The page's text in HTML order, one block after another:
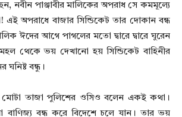
নবীন পাঞ্জাবীর মালিকের অপরাধ সে কমমূল্যে
এই অপরাধে বাজার সিন্ডিকেট তার দোকান বন্ধ
ঈদের আগে পাগলের মতো দ্বারে দ্বারে ঘুরেন
থেকে ভয় দেখানো হয় সিন্ডিকেট বাহিনীর
ঘনিষ্ট বন্ধু।
মোটা তাজা পুলিশের ওসিও বলেন একই কথা।
বাণিজ্য বন্ধ করে বিদেশে চলে যান। তার ভয়